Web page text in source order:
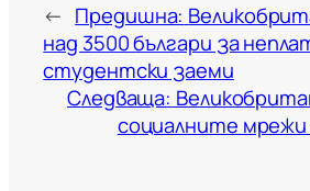
← Предишна:
над 3500 българи за
студентски заеми
Следваща:
социалните мрежи